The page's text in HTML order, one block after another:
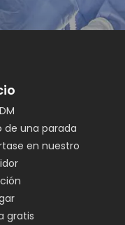
de una parada
en nuestro
gratis